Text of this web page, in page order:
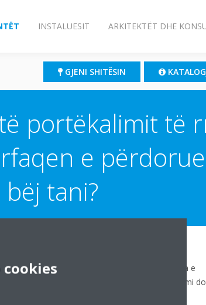
INSTALUESIT ARKITEKTËT DHE
GJENI SHITËSIN
portëkalimit të
e
tani?
e përdoruesit. Si efekt anësor, ndërfaqja e
i përditësuar, komunikimi do të rinisë dhe gabimi
cookies